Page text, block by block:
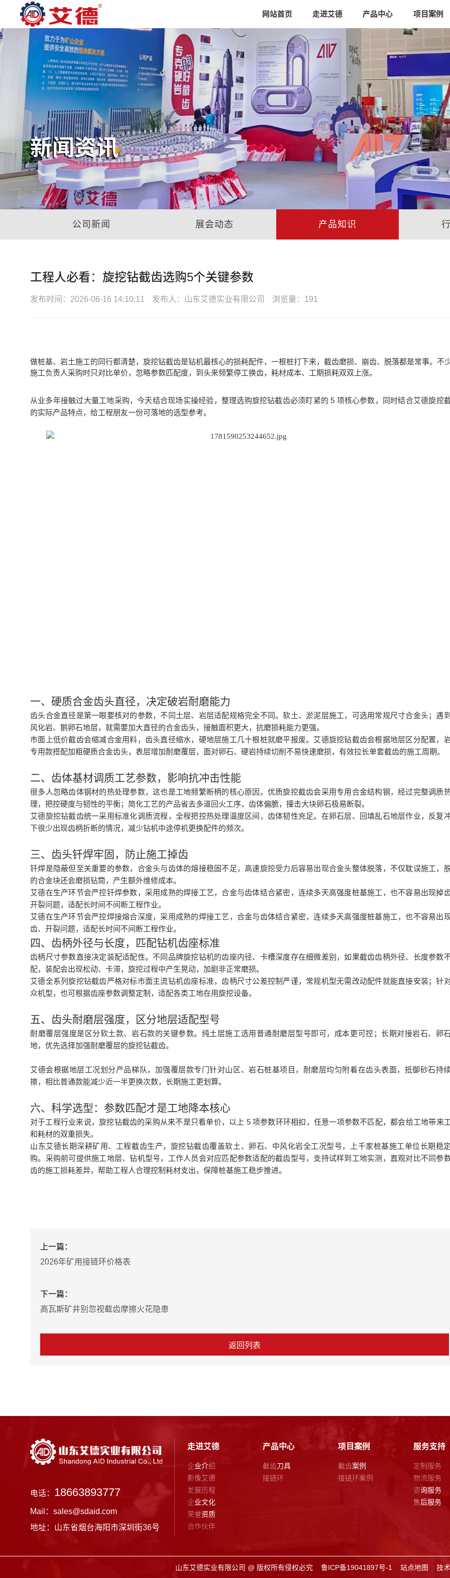
网站首页 走进艾德 产品中心 项目案例
新闻资讯
公司新闻 展会动态 产品知识
工程人必看：旋挖钻截齿选购5个关键参数
发布时间：2026-06-16 14:10:11 发布人：山东艾德实业有限公司 浏览量：191
做桩基、岩土施工的同行都清楚， 旋挖钻截齿是钻机最核心的损耗配件，一根桩打下来，截齿磨损、崩齿、脱落都是常事。不
施工负责人采购时只对比单价，忽略参数匹配度，到头来频繁停工换齿，耗材成本、工期损耗双双上涨。
从业多年接触过大量工地采购，今天结合现场实操经验，整理选购旋挖钻截齿必须盯紧的 5 项核心参数，同时结合艾德旋挖
的实际产品特点，给工程朋友一份可落地的选型参考。
一、硬质合金齿头直径，决定破岩耐磨能力
齿头合金直径是第一眼要核对的参数，不同土层、岩层适配规格完全不同。软土、淤泥层施工，可选用常规尺寸合金头；遇
风化岩、鹅卵石地层，就需要加大直径的合金齿头，接触面积更大，抗磨损耗能力更强。
市面上低价截齿会缩减合金用料，齿头直径缩水，硬地层施工几十根桩就磨平报废。艾德旋挖钻截齿会根据地层区分配置，
专用款搭配加粗硬质合金齿头，表层增加耐磨覆层，面对卵石、硬岩持续切削不易快速磨损，有效拉长单套截齿的施工周期。
二、齿体基材调质工艺参数，影响抗冲击性能
很多人忽略齿体钢材的热处理参数，这也是工地频繁断柄的核心原因。优质旋挖截齿会采用专用合金结构钢，经过完整调质
理，把控硬度与韧性的平衡；简化工艺的产品省去多道回火工序，齿体偏脆，撞击大块卵石极易断裂。
艾德旋挖钻截齿统一采用标准化调质流程，全程把控热处理温度区间，齿体韧性充足。在卵石层、回填乱石地层作业，反复
下很少出现齿柄折断的情况，减少钻机中途停机更换配件的频次。
三、 齿头钎焊牢固，防止施工掉齿
钎焊是隐蔽但至关重要的参数，合金头与齿体的熔接稳固不足，高速旋挖受力后容易出现合金头整体脱落，不仅耽误施工，
的合金块还会磨损钻筒，产生额外维修成本。
艾德在生产环节会严控钎焊参数，采用成熟的焊接工艺，合金与齿体结合紧密，连续多天高强度桩基施工，也不容易出现掉齿
开裂问题，适配长时间不间断工程作业。
艾德在生产环节会严控焊接熔合深度，采用成熟的焊接工艺，合金与齿体结合紧密，连续多天高强度桩基施工，也不容易出
齿、开裂问题，适配长时间不间断工程作业。
四、齿柄外径与长度，匹配钻机齿座标准
齿柄尺寸参数直接决定装配适配性。不同品牌旋挖钻机的齿座内径、卡槽深度存在细微差别，如果截齿齿柄外径、长度参数
配，装配会出现松动、卡滞，旋挖过程中产生晃动，加剧非正常磨损。
艾德全系列旋挖钻截齿严格对标市面主流钻机齿座标准，齿柄尺寸公差控制严谨，常规机型无需改动配件就能直接安装；针
众机型，也可根据齿座参数调整定制，适配各类工地在用旋挖设备。
五、 齿头耐磨层强度，区分地层适配型号
耐磨覆层强度是区分软土款、岩石款的关键参数。纯土层施工选用普通耐磨层型号即可，成本更可控；长期对接岩石、卵
地，优先选择加强耐磨覆层的旋挖钻截齿。
艾德会根据地层工况划分产品梯队，加强覆层款专门针对山区、岩石桩基项目，耐磨层均匀附着在齿头表面，抵御砂石持
擦，相比普通款能减少近一半更换次数，长期施工更划算。
六、科学选型：参数匹配才是工地降本核心
对于工程行业来说，旋挖钻截齿的采购从来不是只看单价，以上 5 项参数环环相扣，任意一项参数不匹配，都会给工地带来
和耗材的双重损失。
山东艾德长期深耕矿用、工程截齿生产，旋挖钻截齿覆盖软土、卵石、中风化岩全工况型号，上千家桩基施工单位长期稳
购。采购前可提供施工地层、钻机型号，工作人员会对应匹配参数适配的截齿型号，支持试样到工地实测，直观对比不同参
齿的施工损耗差异，帮助工程人合理控制耗材支出，保障桩基施工稳步推进。
上一篇：
2026年矿用接链环价格表
下一篇：
高瓦斯矿井别忽视截齿摩擦火花隐患
返回列表
电话： 18663893777
Mail：sales@sdaid.com
地址：山东省烟台海阳市深圳街36号
走进艾德
企业介绍
影像艾德
发展历程
企业文化
荣誉资质
合作伙伴
产品中心
截齿刀具
接链环
项目案例
截齿案例
接链环案例
服务支持
定制服务
物流服务
咨询服务
售后服务
山东艾德实业有限公司 @ 版权所有侵权必究 鲁ICP备19041897号-1 站点地图 技